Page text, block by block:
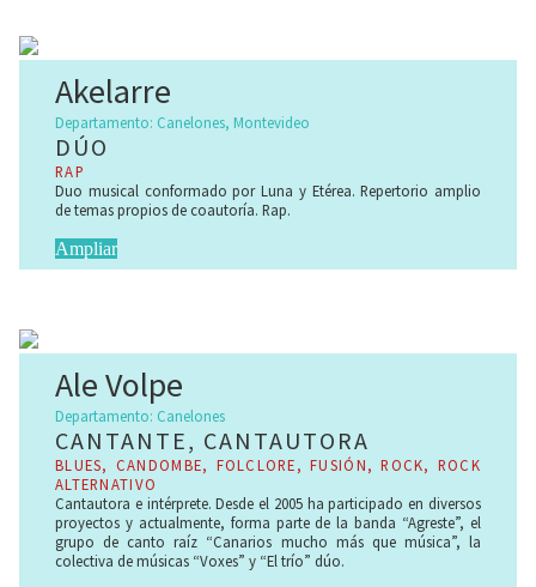
https://aidamartinez.bandcamp.com/
Es una de las curadoras y productoras del Encuentro
Internacional de Músicos Jazz a la Calle, desde el año 2012
(Soriano, Mercedes). Se desempeña además como vocal coach
de voces profesionales y amateurs, actores y locutores.
Actualmente mantiene varios proyectos vigentes, con su banda
en formato quinteto y trío, a dúo con Maximiliano Nathan y con
Alejandro Pacello entre otros.
Akelarre
Departamento: Canelones, Montevideo
DÚO
RAP
Duo musical conformado por Luna y Etérea. Repertorio amplio
de temas propios de coautoría. Rap.
Ampliar
Ale Volpe
Departamento: Canelones
CANTANTE, CANTAUTORA
BLUES, CANDOMBE, FOLCLORE, FUSIÓN, ROCK, ROCK
ALTERNATIVO
Cantautora e intérprete. Desde el 2005 ha participado en diversos
proyectos y actualmente, forma parte de la banda “Agreste”, el
grupo de canto raíz “Canarios mucho más que música”, la
colectiva de músicas “Voxes” y “El trío” dúo.